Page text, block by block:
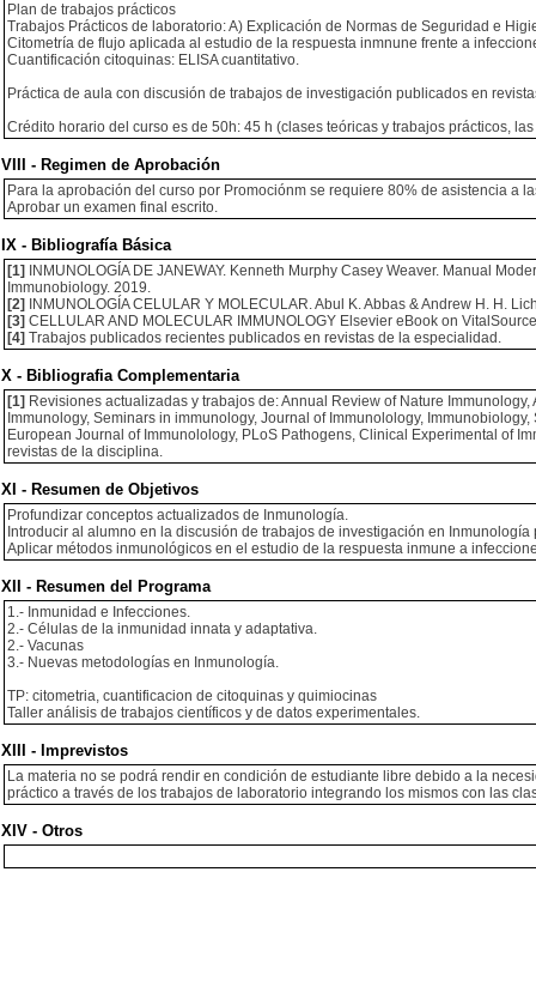
Plan de trabajos prácticos
Trabajos Prácticos de laboratorio: A) Explicación de Normas de Seguridad e
Citometría de flujo aplicada al estudio de la respuesta inmnune frente a
Cuantificación citoquinas: ELISA cuantitativo.
Práctica de aula con discusión de trabajos de investigación publicados en
Crédito horario del curso es de 50h: 45 h (clases teóricas y trabajos prácticos,
VIII - Regimen de Aprobación
Para la aprobación del curso por Promociónm se requiere 80% de asistencia a
Aprobar un examen final escrito.
IX - Bibliografía Básica
[1]
INMUNOLOGÍA DE JANEWAY. Kenneth Murphy Casey Weaver. Manual
Immunobiology. 2019.
[2]
INMUNOLOGÍA CELULAR Y MOLECULAR. Abul K. Abbas & Andrew H. H.
[3] CELLULAR AND MOLECULAR IMMUNOLOGY Elsevier eBook on
[4] Trabajos publicados recientes publicados en revistas de la especialidad.
X - Bibliografia Complementaria
[1] Revisiones actualizadas y trabajos de: Annual Review of Nature
Immunology, Seminars in immunology, Journal of Immunolology,
European Journal of Immunolology, PLoS Pathogens, Clinical Experimental of
revistas de la disciplina.
XI - Resumen de Objetivos
Profundizar conceptos actualizados de Inmunología.
Introducir al alumno en la discusión de trabajos de investigación en
Aplicar métodos inmunológicos en el estudio de la respuesta inmune a
XII - Resumen del Programa
1.- Inmunidad e Infecciones.
2.- Células de la inmunidad innata y adaptativa.
2.- Vacunas
3.- Nuevas metodologías en Inmunología.
TP: citometria, cuantificacion de citoquinas y quimiocinas
Taller análisis de trabajos científicos y de datos experimentales.
XIII - Imprevistos
La materia no se podrá rendir en condición de estudiante libre debido a la
práctico a través de los trabajos de laboratorio integrando los mismos con las
XIV - Otros